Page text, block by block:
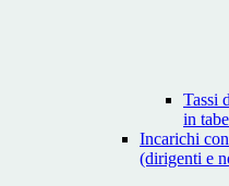
Tassi
in
Incarichi
(dirigenti e